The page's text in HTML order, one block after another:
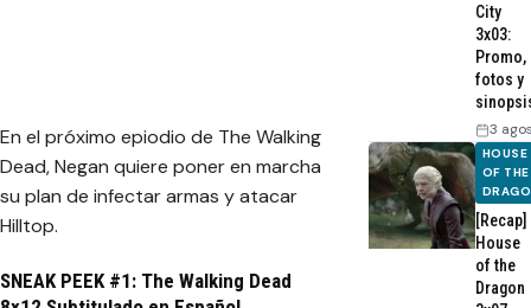
En el próximo epiodio de The Walking
Dead, Negan quiere poner en marcha
su plan de infectar armas y atacar
Hilltop.
SNEAK PEEK #1: The Walking Dead
City
3x03:
Promo,
fotos y
3
HOUSE
OF THE
[Recap]
House
of the
Dragon